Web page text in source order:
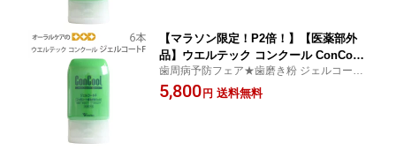
【マラソン限定！P2倍！】【医薬部外
品】ウエルテック コンクール ConCool
フッ素コート歯みがきジェル ジェルコ
ートF 90ml 1450ppm ジェル歯磨き粉
歯周病予防フェア★歯磨き粉 ジェルコート
F フッ素 コート剤の2通りご使用いただける
新しい発想の歯みがき剤です。
5,800 円 送料無料